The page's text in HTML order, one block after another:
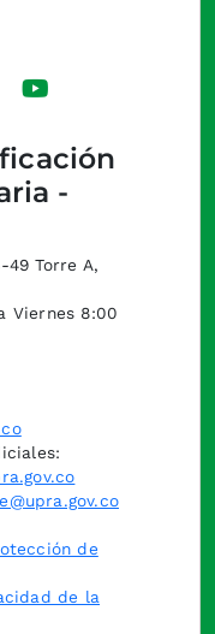
-
49 Torre A,
Viernes 8:00
de
de la